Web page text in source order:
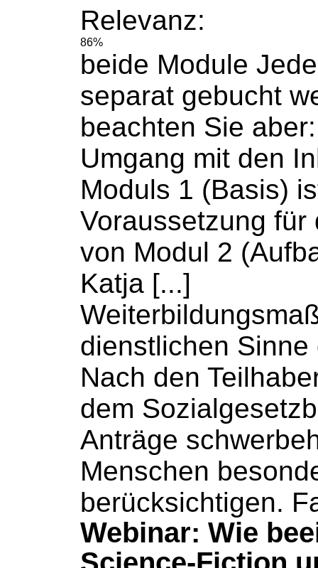
Relevanz:
86%
beide Module
separat gebucht
beachten Sie
Umgang mit den
Moduls 1 (Basis)
Voraussetzung
von Modul 2
Katja [...]
dienstlichen
Nach den
dem
Anträge
Menschen
berücksichtigen.
Webinar: Wie